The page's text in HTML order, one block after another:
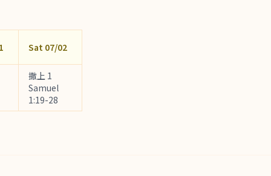
Sat 07/02
撒上 1
Samuel
1:19-28